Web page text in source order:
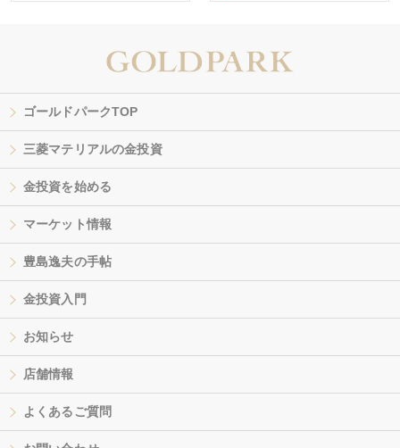
ゴールドパークTOP
三菱マテリアルの金投資
金投資を始める
マーケット情報
豊島逸夫の手帖
金投資入門
お知らせ
店舗情報
よくあるご質問